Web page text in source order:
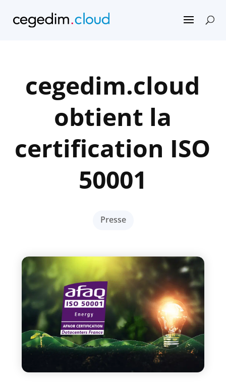
cegedim.cloud
obtient la
certification ISO
50001
Presse